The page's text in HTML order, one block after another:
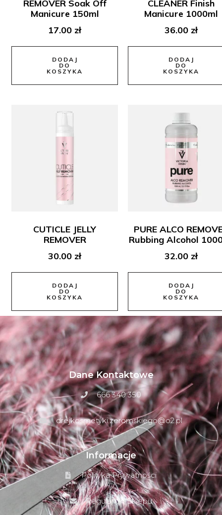
REMOVER Soak Off
Manicure 150ml
17.00 zł
DODAJ
DO
KOSZYKA
CLEANER Finish
Manicure 1000ml
36.00 zł
DODAJ
DO
KOSZYKA
CUTICLE JELLY
REMOVER
30.00 zł
DODAJ
DO
KOSZYKA
PURE ALCO
Rubbing Alcohol
32.00 zł
DODAJ
DO
KOSZYKA
Dane Kontaktowe
666 340 350
drejkosmetyki.zeromskiego@o2.pl
Informacje
Polityka Prywatności
Regulamin Sklepu